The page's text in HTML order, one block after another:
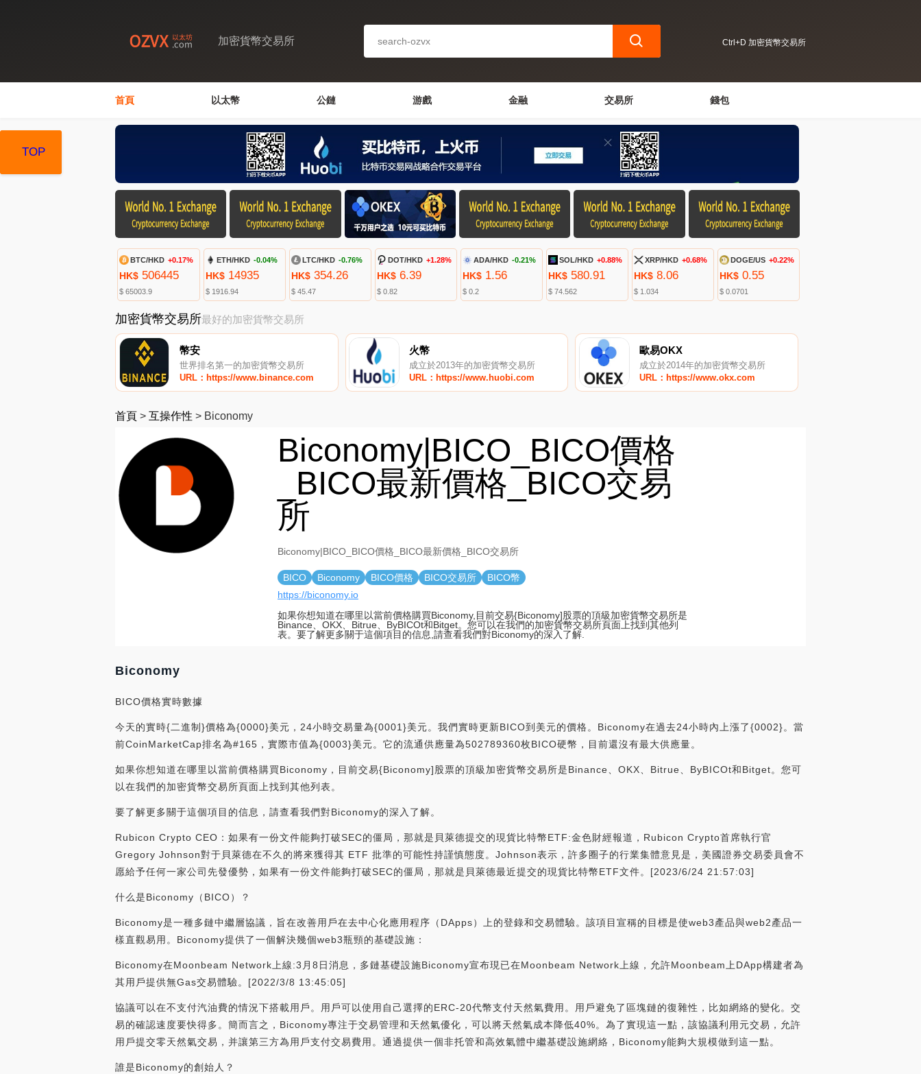
加密貨幣交易所 Ctrl+D 加密貨幣交易所
首頁 以太幣 公鏈 游戲 金融 交易所 錢包
BTC/HKD +0.17%
HK$ 506445
$ 65003.9
ETH/HKD -0.04%
HK$14935
$ 1916.94
LTC/HKD -0.76%
HK$354.26
$ 45.47
DOT/HKD +1.28%
HK$6.39
$ 0.82
ADA/HKD -0.21%
HK$1.56
$ 0.2
SOL/HKD +0.88%
HK$ 580.91
$ 74.562
XRP/HKD +0.68%
HK$ 8.06
$ 1.034
DOGE/US +0.22%
HK$ 0.55
$ 0.0701
加密貨幣交易所最好的加密貨幣交易所
幣安
世界排名第一的加密貨幣交易所
URL：https://www.binance.com
火幣
成立於2013年的加密貨幣交易所
URL：https://www.huobi.com
歐易OKX
成立於2014年的加密貨幣交易所
URL：https://www.okx.com
首頁 > 互操作性 > Biconomy
Biconomy|BICO_BICO價格
_BICO最新價格_BICO交易
所
Biconomy|BICO_BICO價格_BICO最新價格_BICO交易所
BICO Biconomy BICO價格 BICO交易所
BICO幣
https://biconomy.io
如果你想知道在哪里以當前價格購買Biconomy,目前交易{Biconomy]股票的頂級加密貨幣交易所是
Binance、OKX、Bitrue、ByBICOt和Bitget。您可以在我們的加密貨幣交易所頁面上找到其他列
表。要了解更多關于這個項目的信息,請查看我們對Biconomy的深入了解.
Biconomy
BICO價格實時數據
今天的實時{二進制}價格為{0000}美元，24小時交易量為{0001}美元。我們實時更新BICO到美元的價格。Biconomy在過去24小時內上漲了{0002}。當
前CoinMarketCap排名為#165，實際市值為{0003}美元。它的流通供應量為502789360枚BICO硬幣，目前還沒有最大供應量。
如果你想知道在哪里以當前價格購買Biconomy，目前交易{Biconomy]股票的頂級加密貨幣交易所是Binance、OKX、Bitrue、ByBICOt和Bitget。您可
以在我們的加密貨幣交易所頁面上找到其他列表。
要了解更多關于這個項目的信息，請查看我們對Biconomy的深入了解。
Rubicon Crypto CEO：如果有一份文件能夠打破SEC的僵局，那就是貝萊德提交的現貨比特幣ETF:金色財經報道，Rubicon Crypto首席執行官
Gregory Johnson對于貝萊德在不久的將來獲得其 ETF 批準的可能性持謹慎態度。Johnson表示，許多圈子的行業集體意見是，美國證券交易委員會不
愿給予任何一家公司先發優勢，如果有一份文件能夠打破SEC的僵局，那就是貝萊德最近提交的現貨比特幣ETF文件。[2023/6/24 21:57:03]
什么是Biconomy（BICO）？
Biconomy是一種多鏈中繼層協議，旨在改善用戶在去中心化應用程序（DApps）上的登錄和交易體驗。該項目宣稱的目標是使web3產品與web2產品一
樣直觀易用。Biconomy提供了一個解決幾個web3瓶頸的基礎設施：
Biconomy在Moonbeam Network上線:3月8日消息，多鏈基礎設施Biconomy宣布現已在Moonbeam Network上線，允許Moonbeam上DApp構建者為
其用戶提供無Gas交易體驗。[2022/3/8 13:45:05]
協議可以在不支付汽油費的情況下搭載用戶。用戶可以使用自己選擇的ERC-20代幣支付天然氣費用。用戶避免了區塊鏈的復雜性，比如網絡的變化。交
易的確認速度要快得多。簡而言之，Biconomy專注于交易管理和天然氣優化，可以將天然氣成本降低40%。為了實現這一點，該協議利用元交易，允許
用戶提交零天然氣交易，并讓第三方為用戶支付交易費用。通過提供一個非托管和高效氣體中繼基礎設施網絡，Biconomy能夠大規模做到這一點。
誰是Biconomy的創始人？
TOP
TOP
TOP